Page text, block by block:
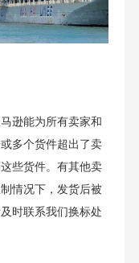
逊能为所有卖家和
多个货件超出了卖
些货件。有其他卖
情况下，发货后被
时联系我们换标处